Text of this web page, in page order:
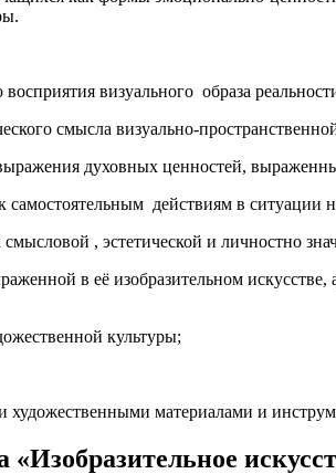
визуального образа
смысла визуально-
духовных ценностей,
действиям в ситуации
, эстетической и личностно
в её изобразительном
культуры;
художественными материалами и